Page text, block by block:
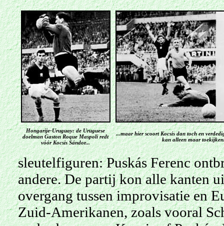
Hongarije-Uruguay: de Uruguese
doelman Gaston Roque Maspoli redt
vóór Kocsis Sándor...
...maar hier scoort Kocsis dan toch en
kan alleen maar
sleutelfiguren: Puskás Ferenc
andere. De partij kon alle kanten
overgang tussen improvisatie en
Zuid-Amerikanen, zoals vooral